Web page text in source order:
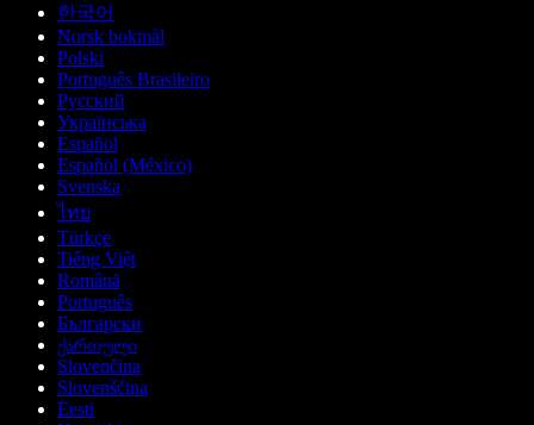
한국어
Norsk bokmål
Polski
Português Brasileiro
Русский
Українська
Español
Español (México)
Svenska
ไทย
Türkçe
Tiếng Việt
Română
Português
Български
ქართული
Slovenčina
Slovenščina
Eesti